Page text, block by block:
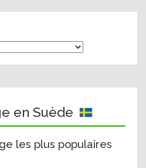
en Suède
les plus populaires